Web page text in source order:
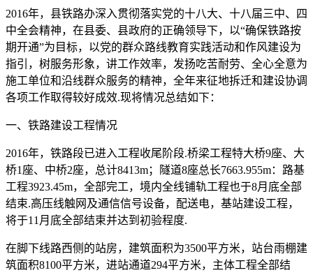
2016年，县铁路办深入贯彻落实党的十八大、十八届三中、四
中全会精神，在县委、县政府的正确领导下，以“确保铁路按
期开通”为目标，以党的群众路线教育实践活动和作风建设为
指引，树服务形象，讲工作效率，发扬吃苦耐劳、全心全意为
施工单位和沿线群众服务的精神，全年来征地拆迁和建设协调
各项工作取得较好成效.现将情况总结如下：
一、铁路建设工程情况
2016年，铁路段已进入工程收尾阶段.桥梁工程特大桥9座、大
桥1座、中桥2座，总计8413m；隧道8座总长7663.955m：路基
工程3923.45m，全部完工，境内全线铺轨工程也于8月底全部
结束.高压线触网及通信信号设备，配送电，基站建设工程，
将于11月底全部结束并达到初验程度.
在脚下线路西侧的站房，建筑面积为3500平方米，站台雨棚建
筑面积8100平方米，进站通道294平方米，主体工程全部结